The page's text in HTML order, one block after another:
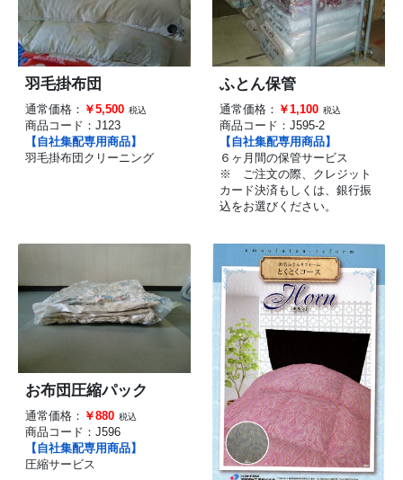
羽毛掛布団
通常価格： ￥5,500 税込
商品コード： J123
【自社集配専用商品】
羽毛掛布団クリーニング
ふとん保管
通常価格： ￥1,100 税込
商品コード： J595-2
【自社集配専用商品】
６ヶ月間の保管サービス
※ ご注文の際、クレジット
カード決済もしくは、銀行振
込をお選びください。
お布団圧縮パック
通常価格： ￥880 税込
商品コード： J596
【自社集配専用商品】
圧縮サービス